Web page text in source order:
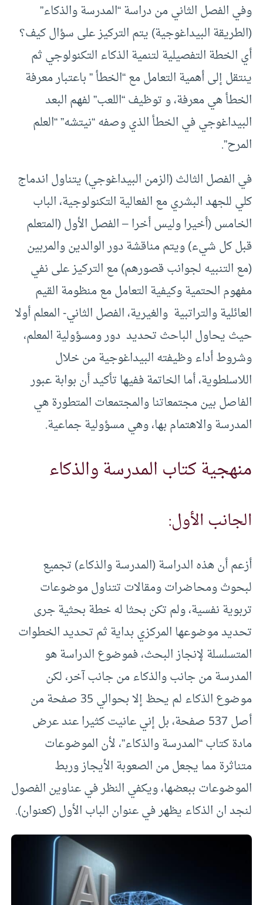
وفي الفصل الثاني من دراسة “المدرسة والذكاء”
(الطريقة البيداغوجية) يتم التركيز على سؤال كيف؟
أي الخطة التفصيلية لتنمية الذكاء التكنولوجي ثم
ينتقل إلى أهمية التعامل مع “الخطأ ” باعتبار معرفة
الخطأ هي معرفة، و توظيف “اللعب” لفهم البعد
البيداغوجي في الخطأ الذي وصفه “نيتشه” “العلم
المرح”.
في الفصل الثالث (الزمن البيداغوجي) يتناول اندماج
كلي للجهد البشري مع الفعالية التكنولوجية، الباب
الخامس (أخيرا وليس أخرا – الفصل الأول (المتعلم
قبل كل شيء) ويتم مناقشة دور الوالدين والمربين
(مع التنبيه لجوانب قصورهم) مع التركيز على نفي
مفهوم الحتمية وكيفية التعامل مع منظومة القيم
العائلية والتراتبية والغيرية، الفصل الثاني- المعلم أولا
حيث يحاول الباحث تحديد دور ومسؤولية المعلم،
وشروط أداء وظيفته البيداغوجية من خلال
اللاسلطوية، أما الخاتمة ففيها تأكيد أن بوابة عبور
الفاصل بين مجتمعاتنا والمجتمعات المتطورة هي
المدرسة والاهتمام بها، وهي مسؤولية جماعية.
منهجية كتاب المدرسة والذكاء
الجانب الأول:
أزعم أن هذه الدراسة (المدرسة والذكاء) تجميع
لبحوث ومحاضرات ومقالات تتناول موضوعات
تربوية نفسية، ولم تكن بحثا له خطة بحثية جرى
تحديد موضوعها المركزي بداية ثم تحديد الخطوات
المتسلسلة لإنجاز البحث، فموضوع الدراسة هو
المدرسة من جانب والذكاء من جانب آخر، لكن
موضوع الذكاء لم يحظ إلا بحوالي 35 صفحة من
أصل 537 صفحة، بل إني عانيت كثيرا عند عرض
مادة كتاب “المدرسة والذكاء”، لأن الموضوعات
متناثرة مما يجعل من الصعوبة الأيجاز وربط
الموضوعات ببعضها، ويكفي النظر في عناوين الفصول
لنجد ان الذكاء يظهر في عنوان الباب الأول (كعنوان).